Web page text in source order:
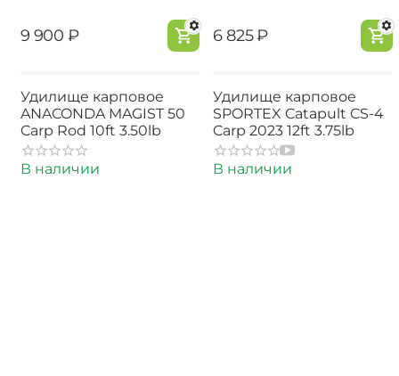
‍9 900‍ ₽ ‍6 825‍₽
Удилище карповое
ANACONDA MAGIST 50
Carp Rod 10ft 3.50lb
В наличии
Удилище карповое
SPORTEX Catapult CS-4
Carp 2023 12ft 3.75lb
В наличии